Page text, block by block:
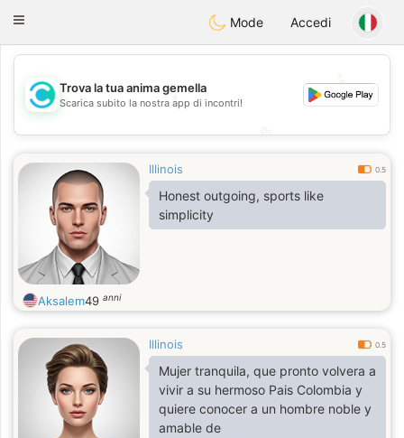
olombiaCitas
Toggle
Mode Accedi
💕
Trova la tua anima gemella
Scarica subito la nostra app di incontri!
Illinois 0.5
Honest outgoing, sports like
simplicity
Aksalem49 anni
Illinois 0.5
Mujer tranquila, que pronto volvera a
vivir a su hermoso Pais Colombia y
quiere conocer a un hombre noble y
amable de